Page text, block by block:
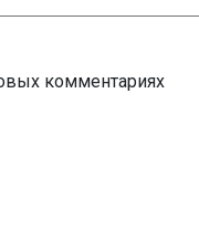
комментариях